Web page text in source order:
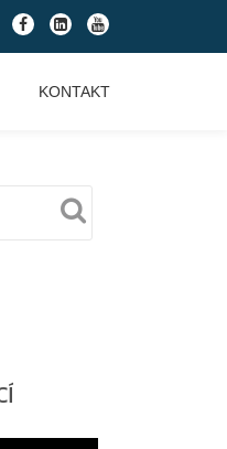
fa-
facebook
fa-
linkedin-
square
fa-
youtube
KONTAKT